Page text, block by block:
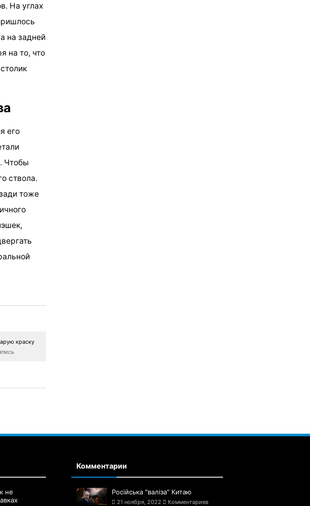
На углах
на задней
на то, что
его
Чтобы
ствола.
тоже
краску
не
Комментарии
Російська "валіза" Китаю
21 ноября, 2022
Комментариев